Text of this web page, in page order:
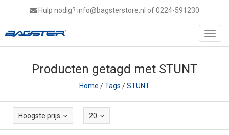
Hulp nodig? info@bagsterstore.nl of 0224-591230
Producten getagd met STUNT
Home /Tags /STUNT
Hoogste prijs 20